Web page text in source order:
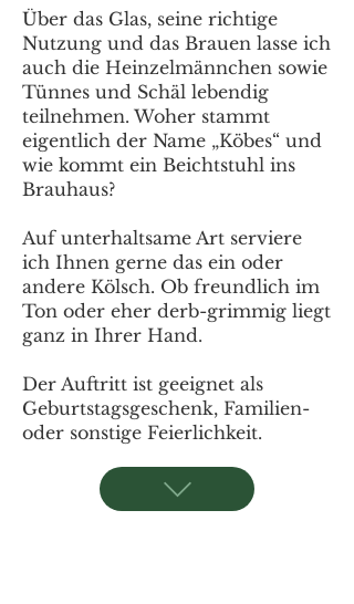
Über das Glas, seine richtige
Nutzung und das Brauen lasse ich
auch die Heinzelmännchen sowie
Tünnes und Schäl lebendig
teilnehmen. Woher stammt
eigentlich der Name „Köbes“ und
wie kommt ein Beichtstuhl ins
Brauhaus?
Auf unterhaltsame Art serviere
ich Ihnen gerne das ein oder
andere Kölsch. Ob freundlich im
Ton oder eher derb-grimmig liegt
ganz in Ihrer Hand.
Der Auftritt ist geeignet als
Geburtstagsgeschenk, Familien-
oder sonstige Feierlichkeit.